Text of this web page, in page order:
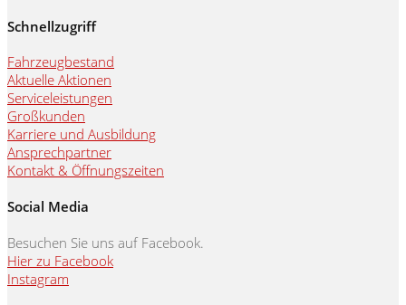
Schnellzugriff
Fahrzeugbestand
Aktuelle Aktionen
Serviceleistungen
Großkunden
Karriere und Ausbildung
Ansprechpartner
Kontakt & Öffnungszeiten
Social Media
Besuchen Sie uns auf Facebook.
Hier zu Facebook
Instagram